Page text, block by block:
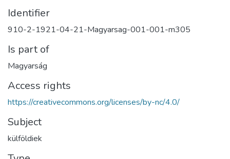
Identifier
910-2-1921-04-21-Magyarsag-001-001-m305
Is part of
Magyarság
Access rights
https://creativecommons.org/licenses/by-nc/4.0/
Subject
külföldiek